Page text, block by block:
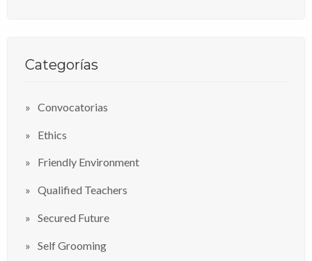
Categorías
Convocatorias
Ethics
Friendly Environment
Qualified Teachers
Secured Future
Self Grooming